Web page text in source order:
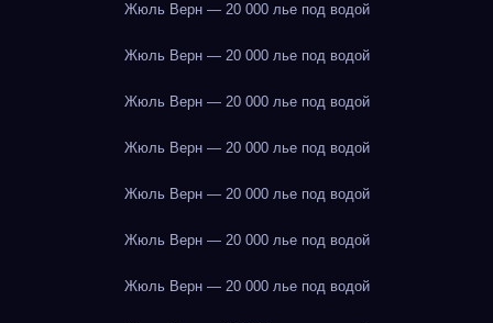
Жюль Верн — 20 000 лье под водой
Жюль Верн — 20 000 лье под водой
Жюль Верн — 20 000 лье под водой
Жюль Верн — 20 000 лье под водой
Жюль Верн — 20 000 лье под водой
Жюль Верн — 20 000 лье под водой
Жюль Верн — 20 000 лье под водой